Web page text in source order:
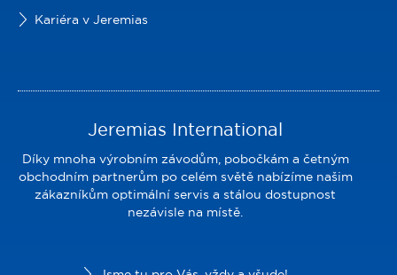
Kariéra v Jeremias
Jeremias International
Díky mnoha výrobním závodům, pobočkám a četným
obchodním partnerům po celém světě nabízíme našim
zákazníkům optimální servis a stálou dostupnost
nezávisle na místě.